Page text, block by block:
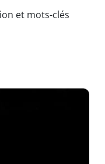
et mots-clés